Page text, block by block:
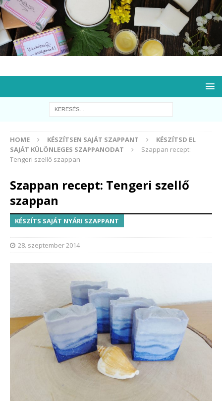
HOME KÉSZÍTSEN SAJÁT SZAPPANT
KÉSZÍTSD EL
SAJÁT KÜLÖNLEGES SZAPPANODAT
Szappan recept:
Tengeri szellő szappan
Szappan recept: Tengeri szellő
szappan
KÉSZÍTS SAJÁT NYÁRI SZAPPANT
28. szeptember 2014